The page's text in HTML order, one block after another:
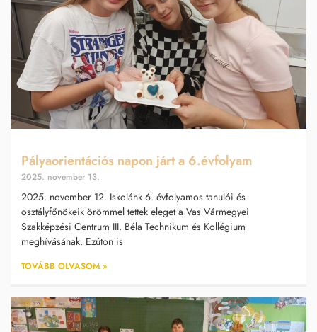
Pályaorientációs napon járt a 6.évfolyam
2025. november 13.
2025. november 12. Iskolánk 6. évfolyamos tanulói és
osztályfőnökeik örömmel tettek eleget a Vas Vármegyei
Szakképzési Centrum III. Béla Technikum és Kollégium
meghívásának. Ezúton is
TOVÁBB OLVASOM »